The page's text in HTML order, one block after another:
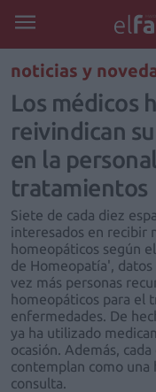
noticias y
Los médicos
reivindican
en la
tratamientos
Siete de cada diez
interesados en recibir
homeopáticos según
de Homeopatía',
vez más personas
homeopáticos para el
enfermedades. De
ya ha utilizado
ocasión. Además,
contemplan como
consulta.